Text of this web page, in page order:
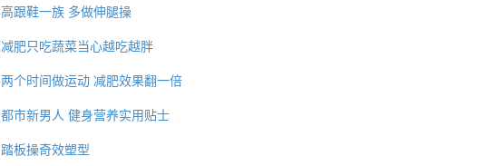
高跟鞋一族 多做伸腿操
减肥只吃蔬菜当心越吃越胖
两个时间做运动 减肥效果翻一倍
都市新男人 健身营养实用贴士
踏板操奇效塑型